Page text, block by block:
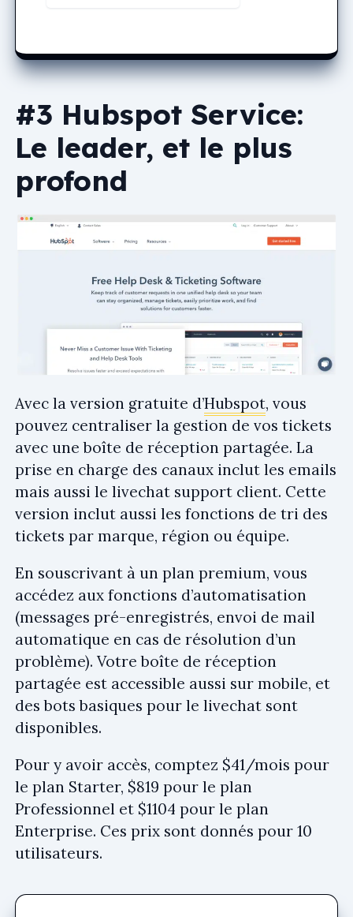
#3 Hubspot Service:
Le leader, et le plus
profond
Avec la version gratuite d’Hubspot, vous
pouvez centraliser la gestion de vos tickets
avec une boîte de réception partagée. La
prise en charge des canaux inclut les emails
mais aussi le livechat support client. Cette
version inclut aussi les fonctions de tri des
tickets par marque, région ou équipe.
En souscrivant à un plan premium, vous
accédez aux fonctions d’automatisation
(messages pré-enregistrés, envoi de mail
automatique en cas de résolution d’un
problème). Votre boîte de réception
partagée est accessible aussi sur mobile, et
des bots basiques pour le livechat sont
disponibles.
Pour y avoir accès, comptez $41/mois pour
le plan Starter, $819 pour le plan
Professionnel et $1104 pour le plan
Enterprise. Ces prix sont donnés pour 10
utilisateurs.